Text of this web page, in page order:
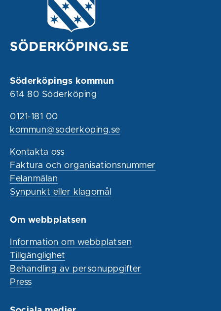
Söderköpings kommun
614 80 Söderköping
0121-181 00
kommun@soderkoping.se
Kontakta oss
Faktura och organisationsnummer
Felanmälan
Synpunkt eller klagomål
Om webbplatsen
Information om webbplatsen
Tillgänglighet
Behandling av personuppgifter
Press